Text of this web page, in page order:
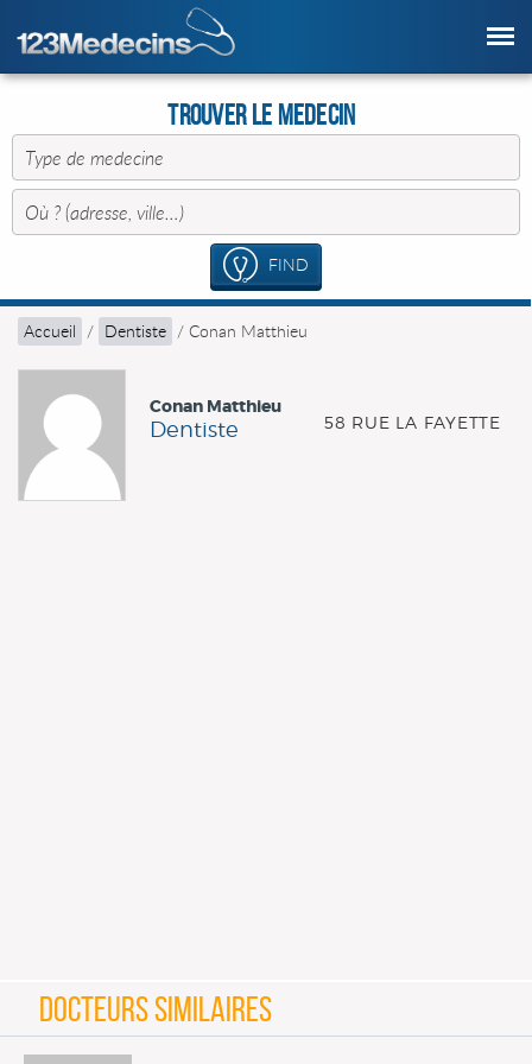
Trouver le Medecin
FIND
Accueil / Dentiste / Conan Matthieu
Conan Matthieu
Dentiste 58 RUE LA FAYETTE
DOCTEURS SIMILAIRES